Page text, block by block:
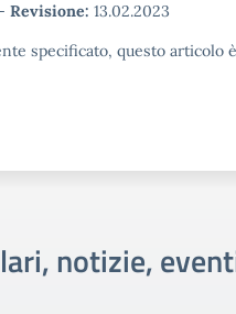
- Revisione: 13.02.2023
specificato, questo
notizie,